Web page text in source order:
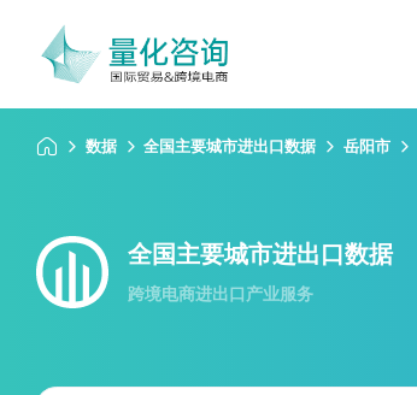
数据 全国主要城市进出口数据 岳阳市
全国主要城市进出口数据
跨境电商进出口产业服务